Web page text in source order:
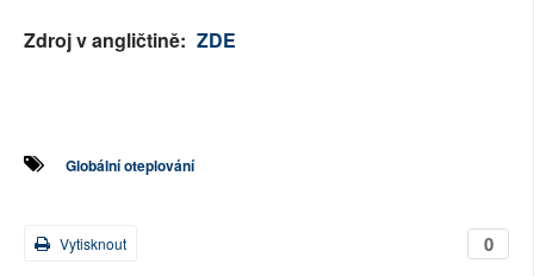
Zdroj v angličtině: ZDE
Globální oteplování
0
Vytisknout